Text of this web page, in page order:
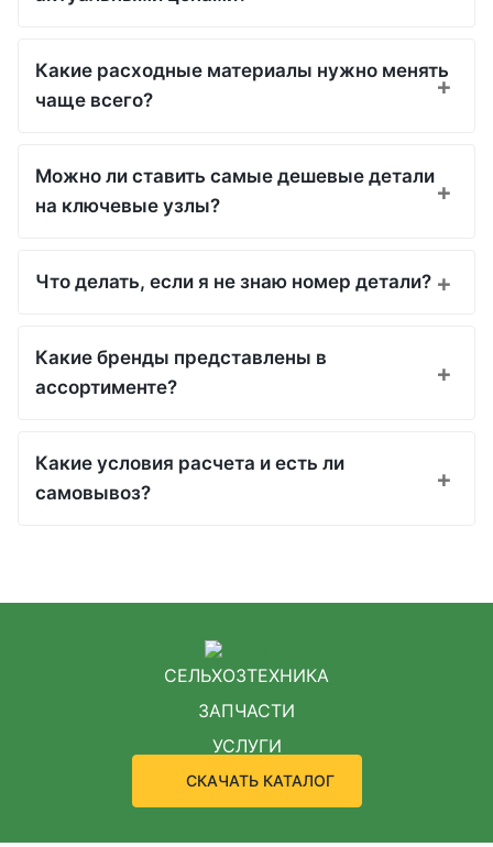
Какие расходные материалы нужно менять
чаще всего?
Можно ли ставить самые дешевые детали
на ключевые узлы?
Что делать, если я не знаю номер детали?
Какие бренды представлены в
ассортименте?
Какие условия расчета и есть ли
самовывоз?
СЕЛЬХОЗТЕХНИКА
ЗАПЧАСТИ
УСЛУГИ
СКАЧАТЬ КАТАЛОГ